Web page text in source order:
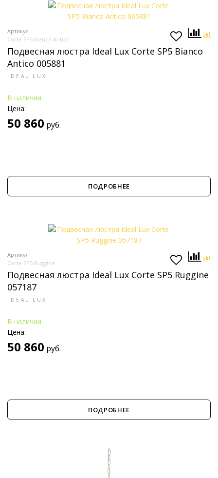
Артикул
Corte SP5 Bianco Antico
Подвесная люстра Ideal Lux Corte SP5 Bianco
Antico 005881
IDEAL LUX
В наличии
Цена:
50 860 руб.
ПОДРОБНЕЕ
Артикул
Corte SP5 Ruggine
Подвесная люстра Ideal Lux Corte SP5 Ruggine
057187
IDEAL LUX
В наличии
Цена:
50 860 руб.
ПОДРОБНЕЕ